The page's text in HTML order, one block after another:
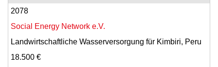
2078
Social Energy Network e.V.
Landwirtschaftliche Wasserversorgung für Kimbiri, Peru
18.500 €